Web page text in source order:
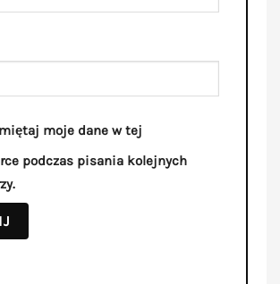
moje dane w tej
podczas pisania kolejnych